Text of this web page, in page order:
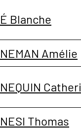
Blanche
Amélie
Thomas